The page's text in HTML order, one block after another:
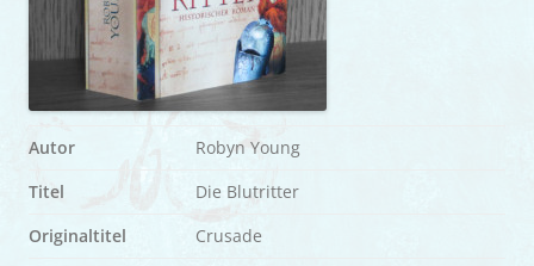
Autor
Robyn Young
Titel
Die Blutritter
Originaltitel
Crusade